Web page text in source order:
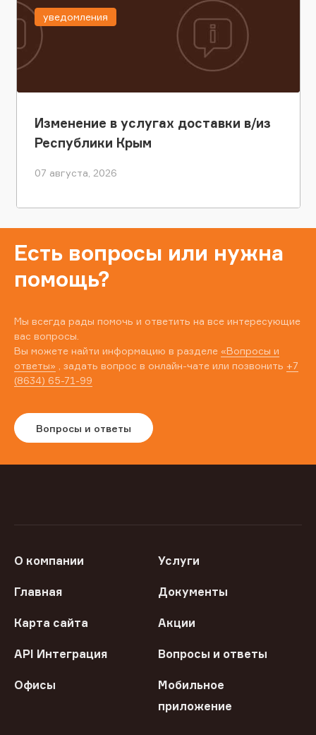
Изменение в услугах доставки в/из
Республики Крым
07 августа, 2026
уведомления
Есть вопросы или нужна
помощь?
Мы всегда рады помочь и ответить на все интересующие
вас вопросы.
Вы можете найти информацию в разделе «Вопросы и
ответы» , задать вопрос в онлайн-чате или позвонить +7
(8634) 65-71-99
Вопросы и ответы
О компании Услуги
Главная Документы
Карта сайта Акции
API Интеграция Вопросы и ответы
Офисы
Мобильное
приложение